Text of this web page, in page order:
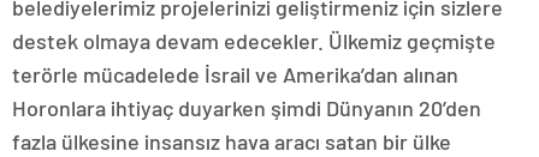
belediyelerimiz projelerinizi geliştirmeniz için sizlere
destek olmaya devam edecekler. Ülkemiz geçmişte
terörle mücadelede İsrail ve Amerika’dan alınan
Horonlara ihtiyaç duyarken şimdi Dünyanın 20’den
fazla ülkesine insansız hava aracı satan bir ülke